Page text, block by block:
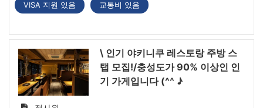
VISA 지원 있음 교통비 있음
\ 인기 야키니쿠 레스토랑 주방 스
탭 모집!/충성도가 90% 이상인 인
기 가게입니다 (^^ ♪